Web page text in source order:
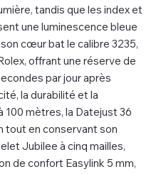
tandis que les index et
une luminescence bleue
cœur bat le calibre 3235,
offrant une réserve de
par jour après
la durabilité et la
100 mètres, la Datejust 36
tout en conservant son
Jubilee à cinq mailles,
de confort Easylink 5 mm,